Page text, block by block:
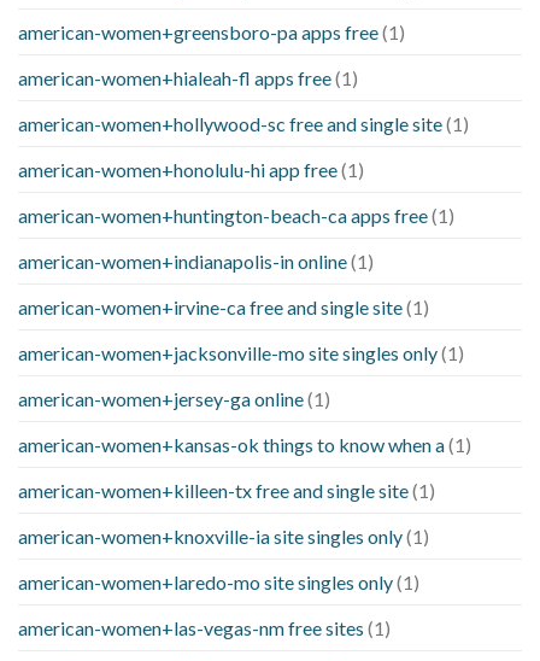
american-women+greensboro-pa apps free(1)
american-women+hialeah-fl apps free(1)
american-women+hollywood-sc free and single site(1)
american-women+honolulu-hi app free(1)
american-women+huntington-beach-ca apps free(1)
american-women+indianapolis-in online(1)
american-women+irvine-ca free and single site(1)
american-women+jacksonville-mo site singles only(1)
american-women+jersey-ga online(1)
american-women+kansas-ok things to know when a(1)
american-women+killeen-tx free and single site(1)
american-women+knoxville-ia site singles only(1)
american-women+laredo-mo site singles only(1)
american-women+las-vegas-nm free sites (1)